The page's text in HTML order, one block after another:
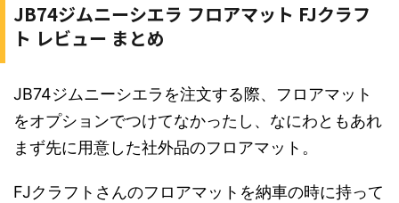
JB74ジムニーシエラ フロアマット FJクラフ
ト レビュー まとめ
JB74ジムニーシエラを注文する際、フロアマット
をオプションでつけてなかったし、なにわともあれ
まず先に用意した社外品のフロアマット。
FJクラフトさんのフロアマットを納車の時に持って